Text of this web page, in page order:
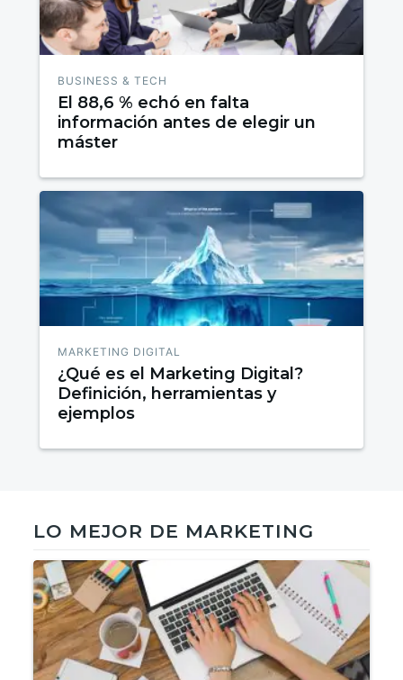
BUSINESS & TECH
El 88,6 % echó en falta
información antes de elegir un
máster
MARKETING DIGITAL
¿Qué es el Marketing Digital?
Definición, herramientas y
ejemplos
LO MEJOR DE MARKETING